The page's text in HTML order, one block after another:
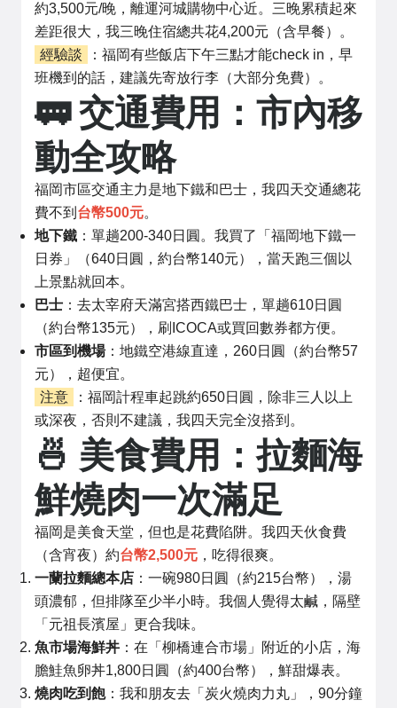
約3,500元/晚，離運河城購物中心近。三晚累積起來
差距很大，我三晚住宿總共花4,200元（含早餐）。
經驗談
：福岡有些飯店下午三點才能check in，早
班機到的話，建議先寄放行李（大部分免費）。
🚃 交通費用：市內移
動全攻略
福岡市區交通主力是地下鐵和巴士，我四天交通總花
費不到 台幣500元。
地下鐵 ：單趟200-340日圓。我買了「福岡地下鐵一
日券」（640日圓，約台幣140元），當天跑三個以
上景點就回本。
巴士 ：去太宰府天滿宮搭西鐵巴士，單趟610日圓
（約台幣135元），刷ICOCA或買回數券都方便。
市區到機場：地鐵空港線直達，260日圓（約台幣57
元），超便宜。
注意
：福岡計程車起跳約650日圓，除非三人以上
或深夜，否則不建議，我四天完全沒搭到。
🍜 美食費用：拉麵海
鮮燒肉一次滿足
福岡是美食天堂，但也是花費陷阱。我四天伙食費
（含宵夜）約台幣2,500元 ，吃得很爽。
一蘭拉麵總本店 ：一碗980日圓（約215台幣），湯
頭濃郁，但排隊至少半小時。我個人覺得太鹹，隔壁
「元祖長濱屋」更合我味。
魚市場海鮮丼 ：在「柳橋連合市場」附近的小店，海
膽鮭魚卵丼1,800日圓（約400台幣），鮮甜爆表。
燒肉吃到飽：我和朋友去「炭火燒肉力丸」，90分鐘